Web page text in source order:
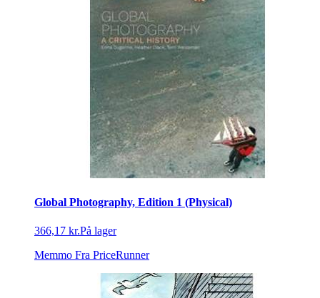
Global Photography, Edition 1 (Physical)
366,17 kr.På lager
Memmo Fra PriceRunner